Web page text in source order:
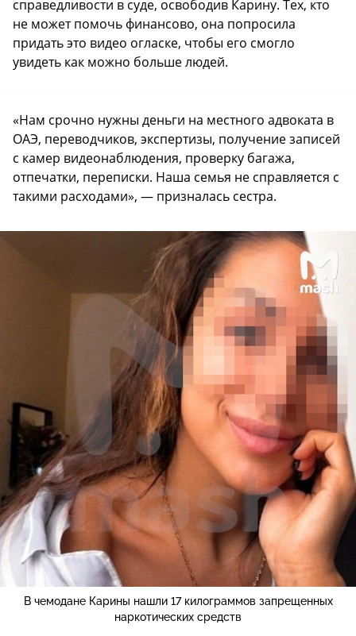
справедливости в суде, освободив Карину. Тех, кто
не может помочь финансово, она попросила
придать это видео огласке, чтобы его смогло
увидеть как можно больше людей.
«Нам срочно нужны деньги на местного адвоката в
ОАЭ, переводчиков, экспертизы, получение записей
с камер видеонаблюдения, проверку багажа,
отпечатки, переписки. Наша семья не справляется с
такими расходами», — призналась сестра.
В чемодане Карины нашли 17 килограммов запрещенных
наркотических средств